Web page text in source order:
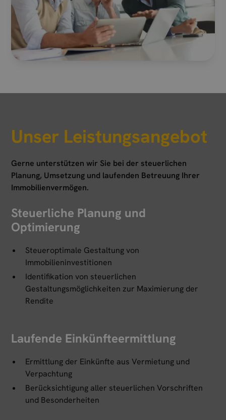
Unser Leistungsangebot
Gerne unterstützen wir Sie bei der steuerlichen
Planung, Umsetzung und laufenden Betreuung Ihrer
Immobilienvermögen.
Steuerliche Planung und
Optimierung
Steueroptimale Gestaltung von
Immobilieninvestitionen
Identifikation von steuerlichen
Gestaltungsmöglichkeiten zur Maximierung der
Rendite
Laufende Einkünfteermittlung
Ermittlung der Einkünfte aus Vermietung und
Verpachtung
Berücksichtigung aller steuerlichen Vorschriften
und Besonderheiten